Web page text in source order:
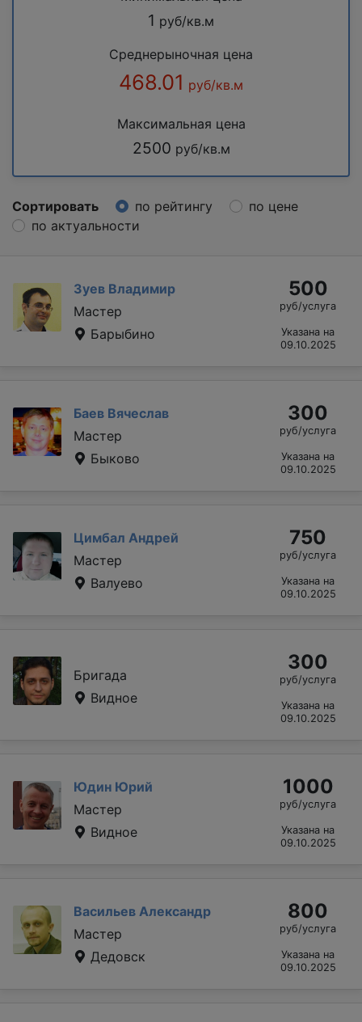
1 руб/кв.м
Среднерыночная цена
468.01 руб/кв.м
Максимальная цена
2500 руб/кв.м
Сортировать по рейтингу
по цене
по актуальности
Зуев Владимир
Мастер
Барыбино
500
руб/услуга
Указана на
09.10.2025
Баев Вячеслав
Мастер
Быково
300
руб/услуга
Указана на
09.10.2025
Цимбал Андрей
Мастер
Валуево
750
руб/услуга
Указана на
09.10.2025
Бригада
Видное
300
руб/услуга
Указана на
09.10.2025
Юдин Юрий
Мастер
Видное
1000
руб/услуга
Указана на
09.10.2025
Васильев Александр
Мастер
Дедовск
800
руб/услуга
Указана на
09.10.2025